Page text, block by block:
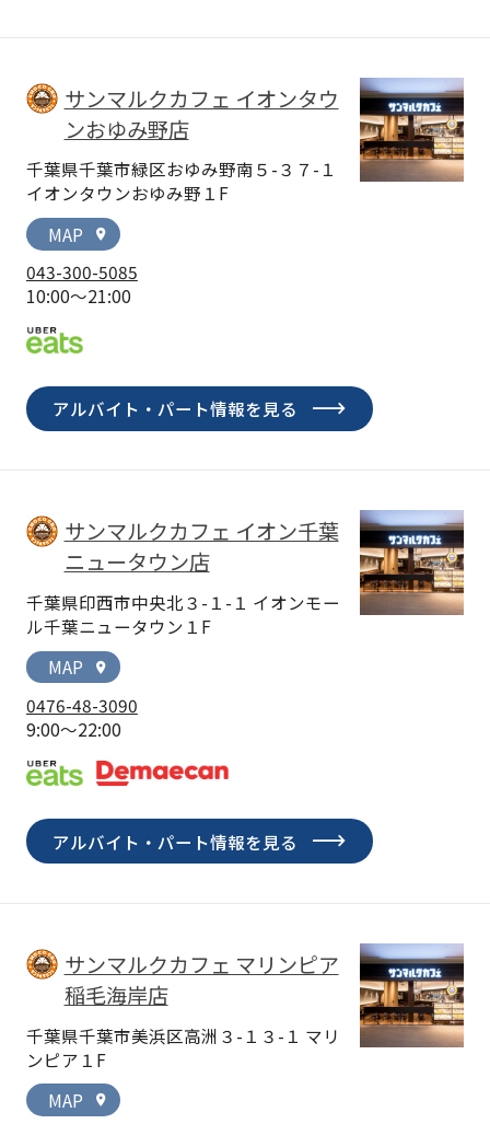
サンマルクカフェ イオンタウ
ンおゆみ野店
千葉県千葉市緑区おゆみ野南５-３７-１
イオンタウンおゆみ野１F
MAP
location_on
043-300-5085
10:00～21:00
アルバイト・パート情報を見る
サンマルクカフェ イオン千葉
ニュータウン店
千葉県印西市中央北３-１-１ イオンモー
ル千葉ニュータウン１F
MAP
location_on
0476-48-3090
9:00～22:00
アルバイト・パート情報を見る
サンマルクカフェ マリンピア
稲毛海岸店
千葉県千葉市美浜区高洲３-１３-１ マリ
ンピア１F
MAP
location_on